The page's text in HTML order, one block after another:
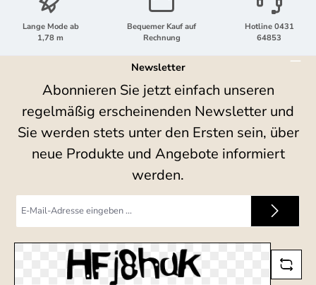
Lange Mode ab
1,78 m
Bequemer Kauf auf
Rechnung
Hotline 0431
64853
Newsletter
Abonnieren Sie jetzt einfach unseren
regelmäßig erscheinenden Newsletter und
Sie werden stets unter den Ersten sein, über
neue Produkte und Angebote informiert
werden.
Mail-